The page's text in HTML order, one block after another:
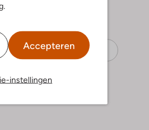
.
Accepteren
instellingen
Heach Polyester